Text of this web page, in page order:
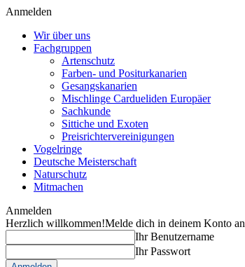
Anmelden
Wir über uns
Fachgruppen
Artenschutz
Farben- und Positurkanarien
Gesangskanarien
Mischlinge Cardueliden Europäer
Sachkunde
Sittiche und Exoten
Preisrichtervereinigungen
Vogelringe
Deutsche Meisterschaft
Naturschutz
Mitmachen
Anmelden
Herzlich willkommen!Melde dich in deinem Konto an
Ihr Benutzername
Ihr Passwort